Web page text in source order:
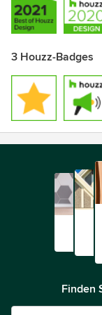
3 Houzz-Badges
Finden